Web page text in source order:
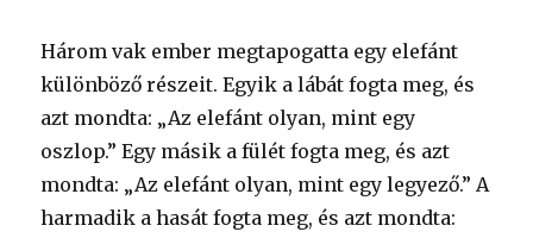
Három vak ember megtapogatta egy elefánt
különböző részeit. Egyik a lábát fogta meg, és
azt mondta: „Az elefánt olyan, mint egy
oszlop.” Egy másik a fülét fogta meg, és azt
mondta: „Az elefánt olyan, mint egy legyező.” A
harmadik a hasát fogta meg, és azt mondta: